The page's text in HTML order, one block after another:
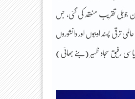
کی گولڈن جوبلی تقریب منعقد کی گئی، جس
پسند ادیبوں اور دانشوروں
رفیق سجاد ظہیر (بنے بھائی)